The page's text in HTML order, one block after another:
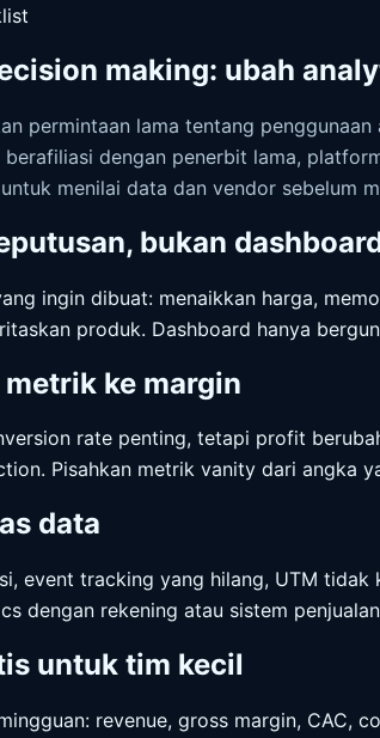
making: ubah
permintaan lama tentang
dengan penerbit lama,
menilai data dan vendor sebelum
bukan
ingin dibuat: menaikkan harga,
produk. Dashboard hanya
ke margin
rate penting, tetapi profit
Pisahkan metrik vanity dari angka
data
event tracking yang hilang, UTM
dengan rekening atau sistem
untuk tim kecil
revenue, gross margin, CAC,